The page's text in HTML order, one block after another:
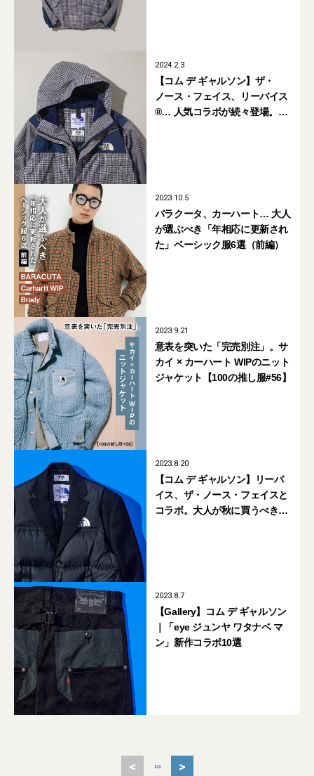
2024.2.3
【コム デ ギャルソン】ザ・
ノース・フェイス、リーバイス
®… 人気コラボが続々登場。
2023.10.5
バラクータ、カーハート… 大人
が選ぶべき「年相応に更新され
た」ベーシック服6選（前編）
2023.9.21
意表を突いた「完売別注」。サ
カイ × カーハート WIPのニット
ジャケット【100の推し服#56】
2023.8.20
【コム デ ギャルソン】リーバ
イス、ザ・ノース・フェイスと
コラボ。大人が秋に買うべき
2023.8.7
【Gallery】コム デ ギャルソン
｜「eye ジュンヤ ワタナベ マ
ン」新作コラボ10選
< 123 >